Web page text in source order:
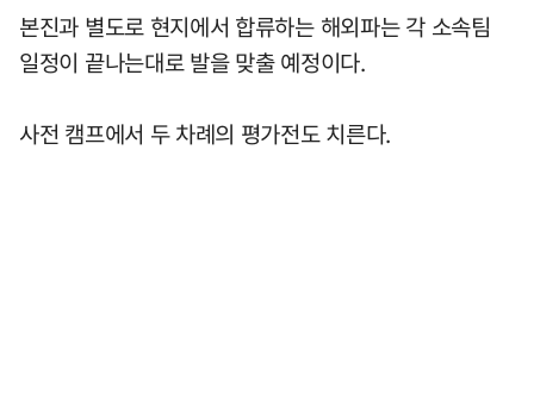
본진과 별도로 현지에서 합류하는 해외파는 각 소속팀
일정이 끝나는대로 발을 맞출 예정이다.
사전 캠프에서 두 차례의 평가전도 치른다.